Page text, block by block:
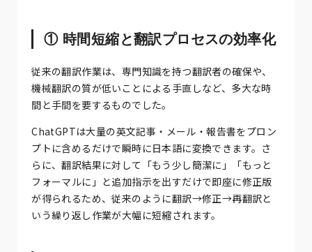
① 時間短縮と翻訳プロセスの効率化
従来の翻訳作業は、専門知識を持つ翻訳者の確保や、
機械翻訳の質が低いことによる手直しなど、多大な時
間と手間を要するものでした。
ChatGPTは大量の英文記事・メール・報告書をプロン
プトに含めるだけで瞬時に日本語に変換できます。さ
らに、翻訳結果に対して「もう少し簡潔に」「もっと
フォーマルに」と追加指示を出すだけで即座に修正版
が得られるため、従来のように翻訳→修正→再翻訳と
いう繰り返し作業が大幅に短縮されます。